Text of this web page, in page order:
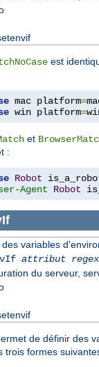
est
mac platform=
win platform=
et
:
Robot
Agent Robot
des variables
attribut
du serveur,
de définir des
trois formes